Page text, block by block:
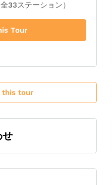
33ステーション）
Tour
this tour
せ